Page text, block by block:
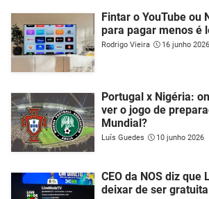
Fintar o YouTube ou
para pagar menos é
Rodrigo Vieira 16 junho 2026
Portugal x Nigéria:
ver o jogo de
Mundial?
Luís Guedes 10 junho 2026
CEO da NOS diz que
deixar de ser gratuita